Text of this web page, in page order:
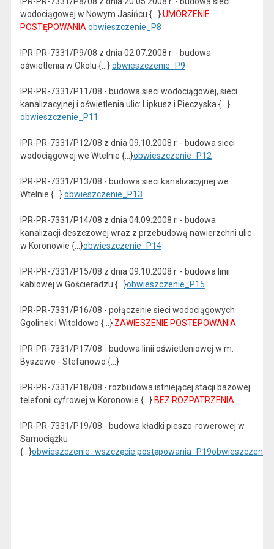
wodociągowej w Nowym Jasińcu {...}UMORZENIE
POSTĘPOWANIA obwieszczenie_P8
IPR-PR-7331/P9/08 z dnia 02.07.2008 r. - budowa
oświetlenia w Okolu {...}obwieszczenie_P9
IPR-PR-7331/P11/08 - budowa sieci wodociągowej, sieci
kanalizacyjnej i oświetlenia ulic: Lipkusz i Pieczyska {...}
obwieszczenie_P11
IPR-PR-7331/P12/08 z dnia 09.10.2008 r. - budowa sieci
wodociągowej we Wtelnie {...}obwieszczenie_P12
IPR-PR-7331/P13/08 - budowa sieci kanalizacyjnej we
Wtelnie {...}obwieszczenie_P13
IPR-PR-7331/P14/08 z dnia 04.09.2008 r. - budowa
kanalizacji deszczowej wraz z przebudową nawierzchni ulic
w Koronowie {...}obwieszczenie_P14
IPR-PR-7331/P15/08 z dnia 09.10.2008 r. - budowa linii
kablowej w Gościeradzu {...}obwieszczenie_P15
IPR-PR-7331/P16/08 - połączenie sieci wodociągowych
Ggolinek i Witoldowo {...} ZAWIESZENIE POSTEPOWANIA
IPR-PR-7331/P17/08 - budowa linii oświetleniowej w m.
Byszewo - Stefanowo {...}
IPR-PR-7331/P18/08 - rozbudowa istniejącej stacji bazowej
telefonii cyfrowej w Koronowie {...} BEZ ROZPATRZENIA
IPR-PR-7331/P19/08 - budowa kładki pieszo-rowerowej w
Samociążku
{...}obwieszczenie_wszczęcie.postępowania_P19